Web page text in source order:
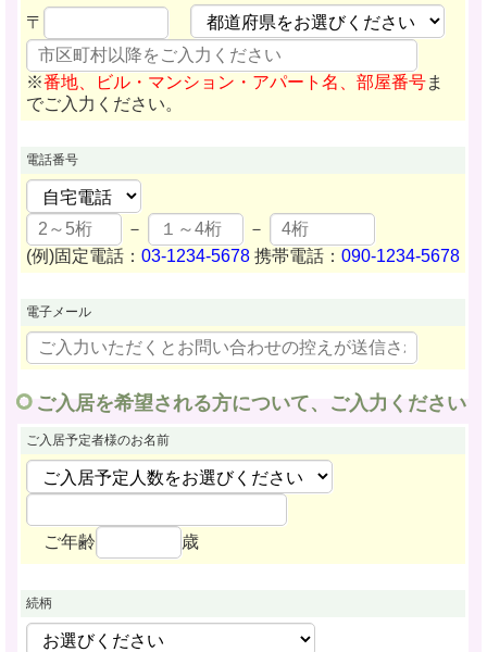
〒
※番地、ビル・マンション・アパート名、部屋番号ま
でご入力ください。
電話番号
－
－
(例)固定電話：03-1234-5678 携帯電話：090-1234-5678
電子メール
ご入居を希望される方について、ご入力ください
ご入居予定者様のお名前
ご年齢 歳
続柄